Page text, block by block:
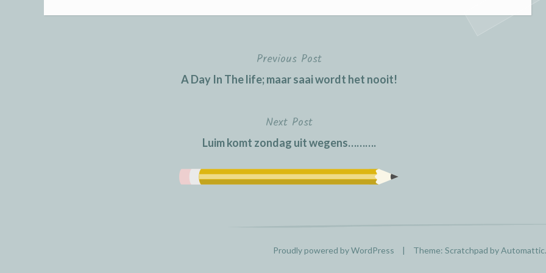
Previous Post
A Day In The life; maar saai wordt het nooit!
Next Post
Luim komt zondag uit wegens……….
Proudly powered by WordPress | Theme: Scratchpad byAutomattic.